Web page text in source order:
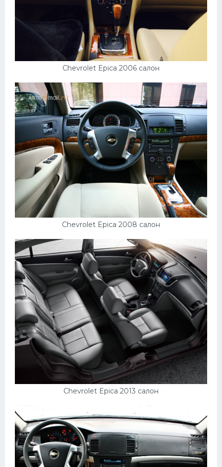
Chevrolet Epica 2006 салон
Chevrolet Epica 2008 салон
Chevrolet Epica 2013 салон
Черри
Хавал
Инфинити
ЛУАЗ
Ситроен
Субару
Опель
Подводные лодки
Киа
Танки
Крайслер
Порше
Самолеты
Корабли
Комплектующие
Тойота
Лодки
Вертолеты
Мазда
Самокаты